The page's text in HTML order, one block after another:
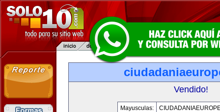
Vendido!
Mayusculas: